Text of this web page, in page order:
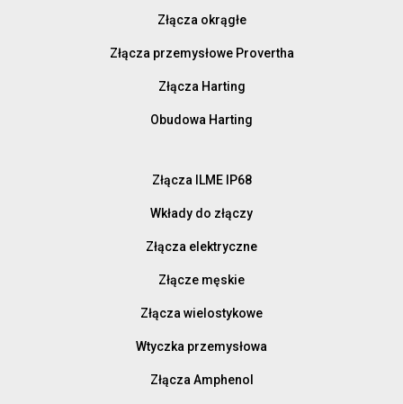
Złącza okrągłe
Złącza przemysłowe Provertha
Złącza Harting
Obudowa Harting
Złącza ILME IP68
Wkłady do złączy
Złącza elektryczne
Złącze męskie
Złącza wielostykowe
Wtyczka przemysłowa
Złącza Amphenol